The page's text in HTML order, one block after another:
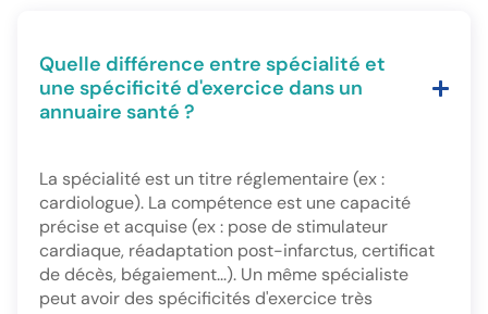
Quelle différence entre spécialité et
une spécificité d'exercice dans un
annuaire santé ?
La spécialité est un titre réglementaire (ex :
cardiologue). La compétence est une capacité
précise et acquise (ex : pose de stimulateur
cardiaque, réadaptation post-infarctus, certificat
de décès, bégaiement...). Un même spécialiste
peut avoir des spécificités d'exercice très